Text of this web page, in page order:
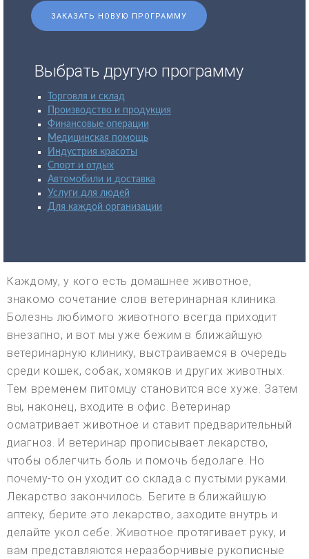
ЗАКАЗАТЬ НОВУЮ ПРОГРАММУ
Выбрать другую программу
Торговля и склад
Производство и продукция
Финансовые операции
Медицинская помощь
Индустрия красоты
Спорт и отдых
Автомобили и доставка
Услуги для людей
Для каждой организации
Каждому, у кого есть домашнее животное,
знакомо сочетание слов ветеринарная клиника.
Болезнь любимого животного всегда приходит
внезапно, и вот мы уже бежим в ближайшую
ветеринарную клинику, выстраиваемся в очередь
среди кошек, собак, хомяков и других животных.
Тем временем питомцу становится все хуже. Затем
вы, наконец, входите в офис. Ветеринар
осматривает животное и ставит предварительный
диагноз. И ветеринар прописывает лекарство,
чтобы облегчить боль и помочь бедолаге. Но
почему-то он уходит со склада с пустыми руками.
Лекарство закончилось. Бегите в ближайшую
аптеку, берите это лекарство, заходите внутрь и
делайте укол себе. Животное протягивает руку, и
вам представляются неразборчивые рукописные